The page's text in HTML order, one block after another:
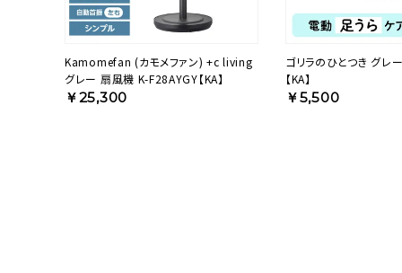
Kamomefan (カモメファン) +c living
グレー 扇風機 K-F28AYGY【KA】
￥25,300
ゴリラのひとつき グレ
【KA】
￥5,500